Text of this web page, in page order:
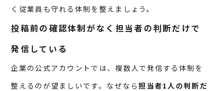
く従業員も守れる体制を整えましょう。
投稿前の確認体制がなく担当者の判断だけで
発信している
企業の公式アカウントでは、複数人で発信する体制を
整えるのが望ましいです。なぜなら担当者1人の判断だ